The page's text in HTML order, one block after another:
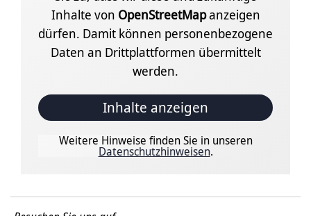
Inhalte von OpenStreetMapanzeigen
dürfen. Damit können personenbezogene
Daten an Drittplattformen übermittelt
werden.
Inhalte anzeigen
Weitere Hinweise finden Sie in unseren
Datenschutzhinweisen.